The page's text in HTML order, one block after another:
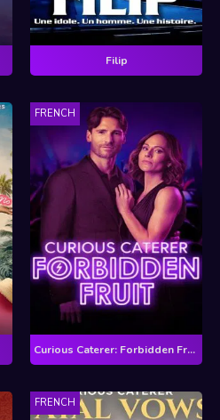
Filip
FRENCH
Curious Caterer: Forbidden Fruit
FRENCH